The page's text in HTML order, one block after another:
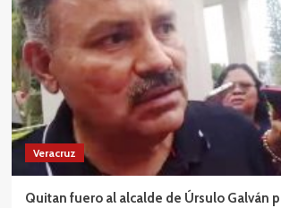
Veracruz
Quitan fuero al alcalde de Úrsulo Galván